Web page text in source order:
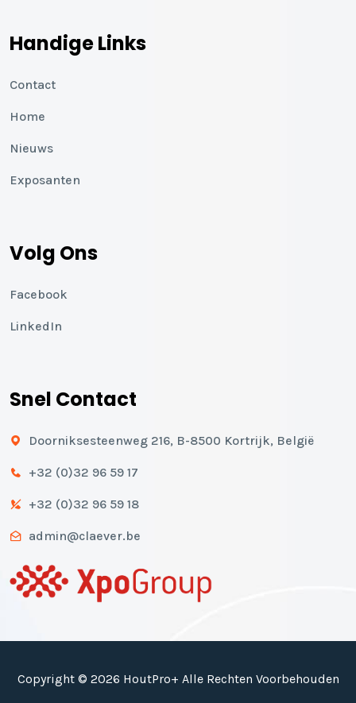
Handige Links
Contact
Home
Nieuws
Exposanten
Volg Ons
Facebook
LinkedIn
Snel Contact
Doorniksesteenweg 216, B-8500 Kortrijk, België
+32 (0)32 96 59 17
+32 (0)32 96 59 18
admin@claever.be
Copyright © 2026 HoutPro+ Alle Rechten Voorbehouden